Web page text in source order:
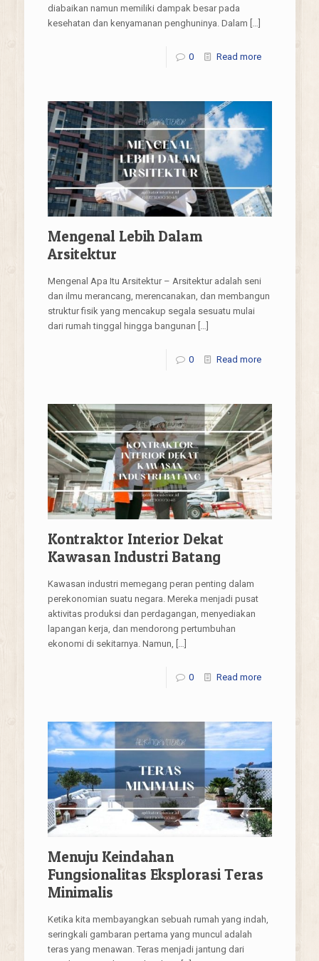
diabaikan namun memiliki dampak besar pada
kesehatan dan kenyamanan penghuninya. Dalam […]
0 Read more
Mengenal Lebih Dalam
Arsitektur
Mengenal Apa Itu Arsitektur – Arsitektur adalah seni
dan ilmu merancang, merencanakan, dan membangun
struktur fisik yang mencakup segala sesuatu mulai
dari rumah tinggal hingga bangunan […]
0 Read more
Kontraktor Interior Dekat
Kawasan Industri Batang
Kawasan industri memegang peran penting dalam
perekonomian suatu negara. Mereka menjadi pusat
aktivitas produksi dan perdagangan, menyediakan
lapangan kerja, dan mendorong pertumbuhan
ekonomi di sekitarnya. Namun, […]
0 Read more
Menuju Keindahan
Fungsionalitas Eksplorasi Teras
Minimalis
Ketika kita membayangkan sebuah rumah yang indah,
seringkali gambaran pertama yang muncul adalah
teras yang menawan. Teras menjadi jantung dari